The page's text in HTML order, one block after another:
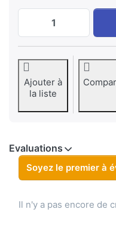
EM1
Ajouter à
la liste
Evaluations
Soyez le premier à
Il n'y a pas encore de